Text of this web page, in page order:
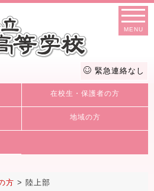
MENU
緊急連絡なし
在校生・保護者の方
地域の方
方 > 陸上部